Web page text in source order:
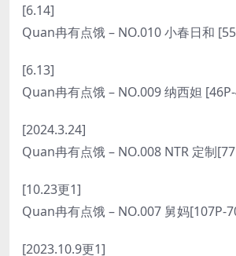
[6.14]
Quan冉有点饿 – NO.010 小春日和
[6.13]
Quan冉有点饿 – NO.009 纳西妲
[2024.3.24]
Quan冉有点饿 – NO.008 NTR 定制
[10.23更1]
Quan冉有点饿 – NO.007 舅妈[107P-
[2023.10.9更1]